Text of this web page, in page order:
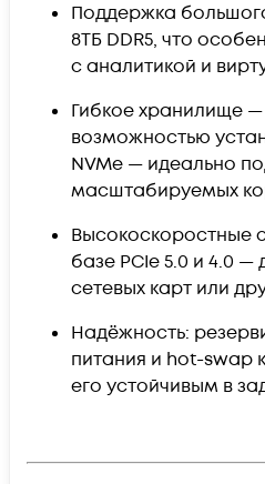
Поддержка
8ТБ DDR5, что
с аналитикой и
Гибкое хранилище —
возможностью
NVMe — идеально
масштабируемых
Высокоскоростные
базе PCIe 5.0 и 4.0 —
сетевых карт или
Надёжность:
питания и hot-swap
его устойчивым в